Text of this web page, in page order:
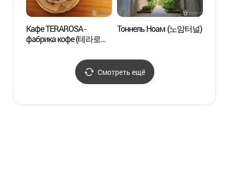
Кафе TERAROSA -
фабрика кофе (테라로사
Тоннель Ноам (노암터널)
Смотреть ещё